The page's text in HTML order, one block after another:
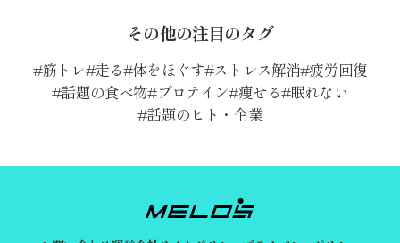
その他の注目のタグ
筋トレ 走る 体をほぐす ストレス解消 疲労回復
話題の食べ物 プロテイン 痩せる 眠れない
話題のヒト・企業